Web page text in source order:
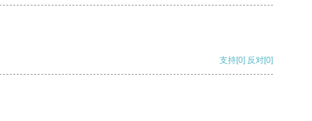
支持[0] 反对[0]